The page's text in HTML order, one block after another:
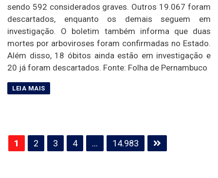
sendo 592 considerados graves. Outros 19.067 foram
descartados, enquanto os demais seguem em
investigação. O boletim também informa que duas
mortes por arboviroses foram confirmadas no Estado.
Além disso, 18 óbitos ainda estão em investigação e
20 já foram descartados. Fonte: Folha de Pernambuco
Paginação
de
1 2 3 4 … 14.983